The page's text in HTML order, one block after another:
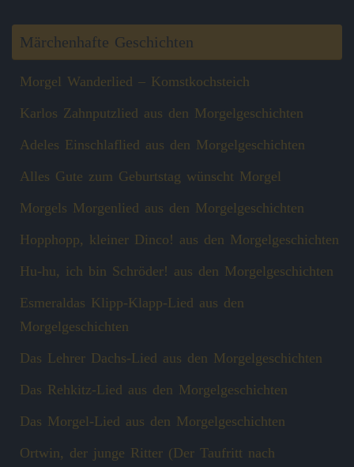
Märchenhafte Geschichten
Morgel Wanderlied – Komstkochsteich
Karlos Zahnputzlied aus den Morgelgeschichten
Adeles Einschlaflied aus den Morgelgeschichten
Alles Gute zum Geburtstag wünscht Morgel
Morgels Morgenlied aus den Morgelgeschichten
Hopphopp, kleiner Dinco! aus den Morgelgeschichten
Hu-hu, ich bin Schröder! aus den Morgelgeschichten
Esmeraldas Klipp‑Klapp‑Lied aus den
Morgelgeschichten
Das Lehrer Dachs-Lied aus den Morgelgeschichten
Das Rehkitz-Lied aus den Morgelgeschichten
Das Morgel-Lied aus den Morgelgeschichten
Ortwin, der junge Ritter (Der Taufritt nach